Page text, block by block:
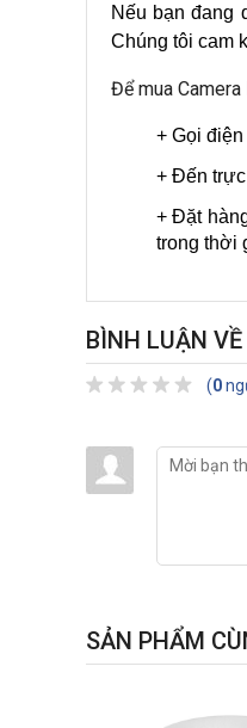
Nếu bạn đang
Chúng tôi cam
Để mua
+ Gọi
+ Đến
+ Đặt
trong thời
BÌNH LUẬN
(0
SẢN PHẨM